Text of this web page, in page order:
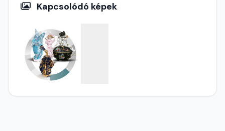
Kapcsolódó képek